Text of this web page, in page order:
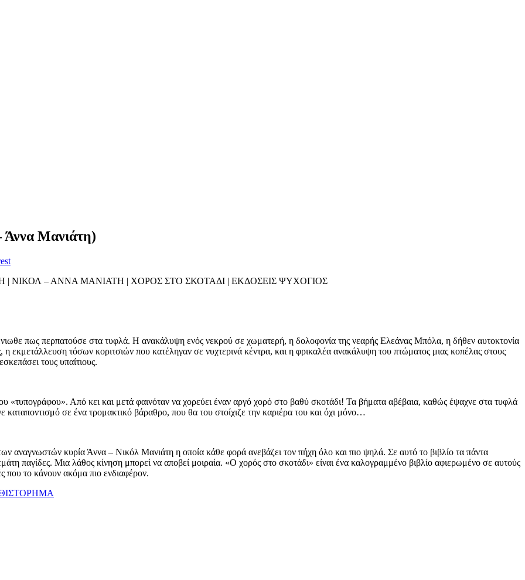
Άννα Μανιάτη)
| ΝΙΚΟΛ – ΑΝΝΑ ΜΑΝΙΑΤΗ | ΧΟΡΟΣ ΣΤΟ ΣΚΟΤΑΔΙ | ΕΚΔΟΣΕΙΣ ΨΥΧΟΓΙΟΣ
πως περπατούσε στα τυφλά. Η ανακάλυψη ενός νεκρού σε χωματερή, η δολοφονία της νεαρής Ελεάνας Μπόλα, η δήθεν αυτοκτονία
η εκμετάλλευση τόσων κοριτσιών που κατέληγαν σε νυχτερινά κέντρα, και η φρικαλέα ανακάλυψη του πτώματος μιας κοπέλας στους
τους υπαίτιους.
«τυπογράφου». Από κει και μετά φαινόταν να χορεύει έναν αργό χορό στο βαθύ σκοτάδι! Τα βήματα αβέβαια, καθώς έψαχνε στα τυφλά
σε ένα τρομακτικό βάραθρο, που θα του στοίχιζε την καριέρα του και όχι μόνο…
αναγνωστών κυρία Άννα – Νικόλ Μανιάτη η οποία κάθε φορά ανεβάζει τον πήχη όλο και πιο ψηλά. Σε αυτό το βιβλίο τα πάντα
παγίδες. Μια λάθος κίνηση μπορεί να αποβεί μοιραία. «Ο χορός στο σκοτάδι» είναι ένα καλογραμμένο βιβλίο αφιερωμένο σε αυτούς
που το κάνουν ακόμα πιο ενδιαφέρον.